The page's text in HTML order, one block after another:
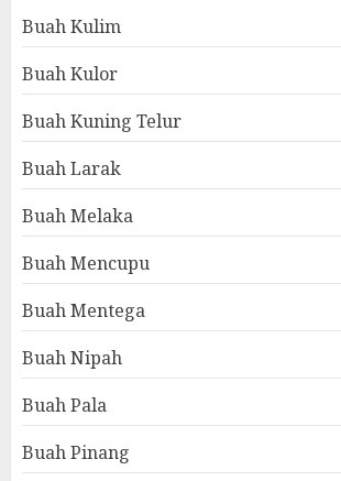
Buah Kulim
Buah Kulor
Buah Kuning Telur
Buah Larak
Buah Melaka
Buah Mencupu
Buah Mentega
Buah Nipah
Buah Pala
Buah Pinang